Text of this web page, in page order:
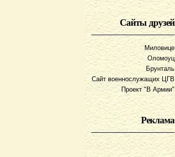
Сайты друзей
Миловице
Оломоуц
Брунталь
Сайт военнослужащих ЦГВ
Проект "В Армии"
Реклама